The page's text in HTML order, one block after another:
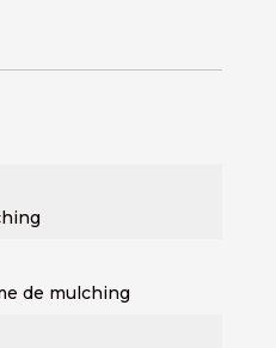
de mulching